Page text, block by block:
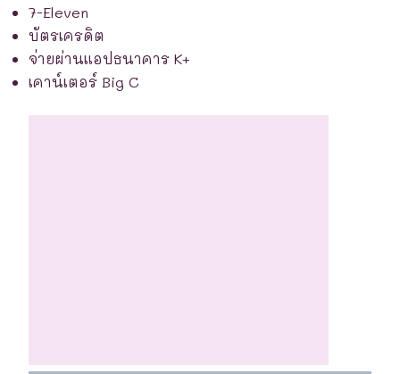
7-Eleven
บัตรเครดิต
จ่ายผ่านแอปธนาคาร K+
เคาน์เตอร์ Big C